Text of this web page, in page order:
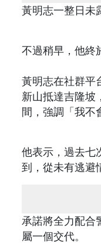
黃明志一整日未
不過稍早，他終
黃明志在社群平
新山抵達吉隆坡
間，強調「我不
他表示，過去七
到，從未有逃避
承諾將全力配合
屬一個交代。